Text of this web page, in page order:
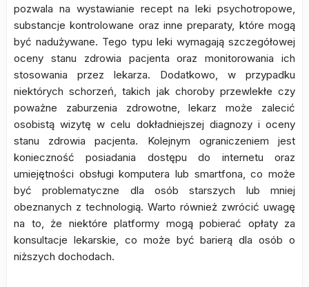
pozwala na wystawianie recept na leki psychotropowe,
substancje kontrolowane oraz inne preparaty, które mogą
być nadużywane. Tego typu leki wymagają szczegółowej
oceny stanu zdrowia pacjenta oraz monitorowania ich
stosowania przez lekarza. Dodatkowo, w przypadku
niektórych schorzeń, takich jak choroby przewlekłe czy
poważne zaburzenia zdrowotne, lekarz może zalecić
osobistą wizytę w celu dokładniejszej diagnozy i oceny
stanu zdrowia pacjenta. Kolejnym ograniczeniem jest
konieczność posiadania dostępu do internetu oraz
umiejętności obsługi komputera lub smartfona, co może
być problematyczne dla osób starszych lub mniej
obeznanych z technologią. Warto również zwrócić uwagę
na to, że niektóre platformy mogą pobierać opłaty za
konsultacje lekarskie, co może być barierą dla osób o
niższych dochodach.